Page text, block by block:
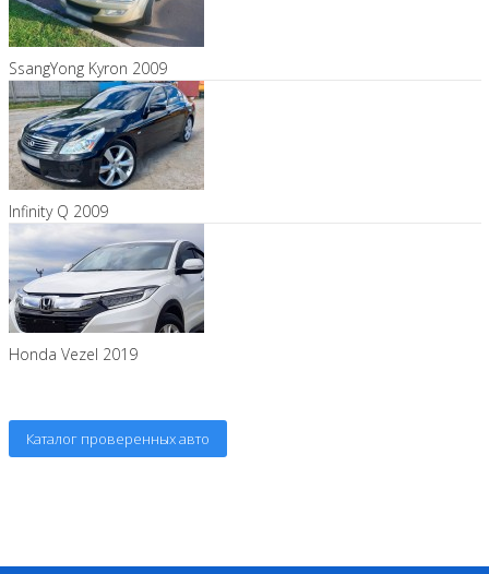
SsangYong Kyron 2009
Infinity Q 2009
Honda Vezel 2019
Каталог проверенных авто